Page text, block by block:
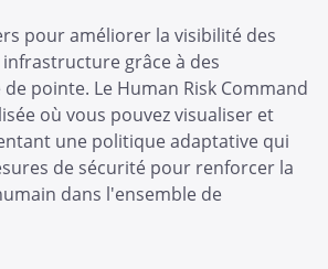
pour améliorer la visibilité des
grâce à des
pointe. Le Human Risk Command
où vous pouvez visualiser et
une politique adaptative qui
de sécurité pour renforcer la
dans l'ensemble de